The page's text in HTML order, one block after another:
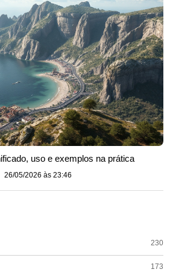
uso e exemplos na prática
26/05/2026 às 23:46
230
173